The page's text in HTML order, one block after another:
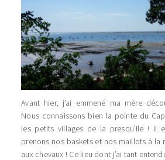
Avant hier, j’ai emmené ma mère
Nous connaissons bien la pointe du
les petits villages de la presqu’ile ! Il
prenons nos baskets et nos maillots à la
aux chevaux ! Ce lieu dont j’ai tant